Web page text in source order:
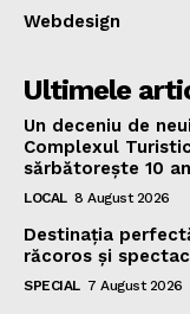
Webdesign
Ultimele
Un deceniu de
Complexul
sărbătorește 10
LOCAL 8 August 2026
Destinația
răcoros și
SPECIAL 7 August 2026